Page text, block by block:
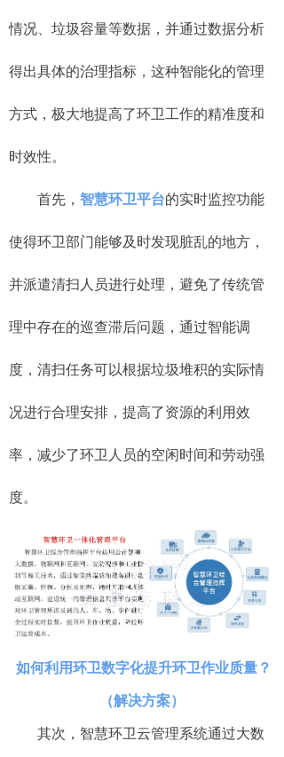
情况、垃圾容量等数据，并通过数据分析
得出具体的治理指标，这种智能化的管理
方式，极大地提高了环卫工作的精准度和
时效性。
首先， 智慧环卫平台的实时监控功能
使得环卫部门能够及时发现脏乱的地方，
并派遣清扫人员进行处理，避免了传统管
理中存在的巡查滞后问题，通过智能调
度，清扫任务可以根据垃圾堆积的实际情
况进行合理安排，提高了资源的利用效
率，减少了环卫人员的空闲时间和劳动强
度。
如何利用环卫数字化提升环卫作业质量？
（解决方案）
其次，智慧环卫云管理系统通过大数